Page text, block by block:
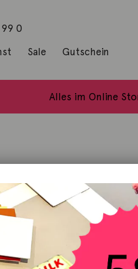
0
Sale Gutschein
Alles im Online
Stax Saphir pink